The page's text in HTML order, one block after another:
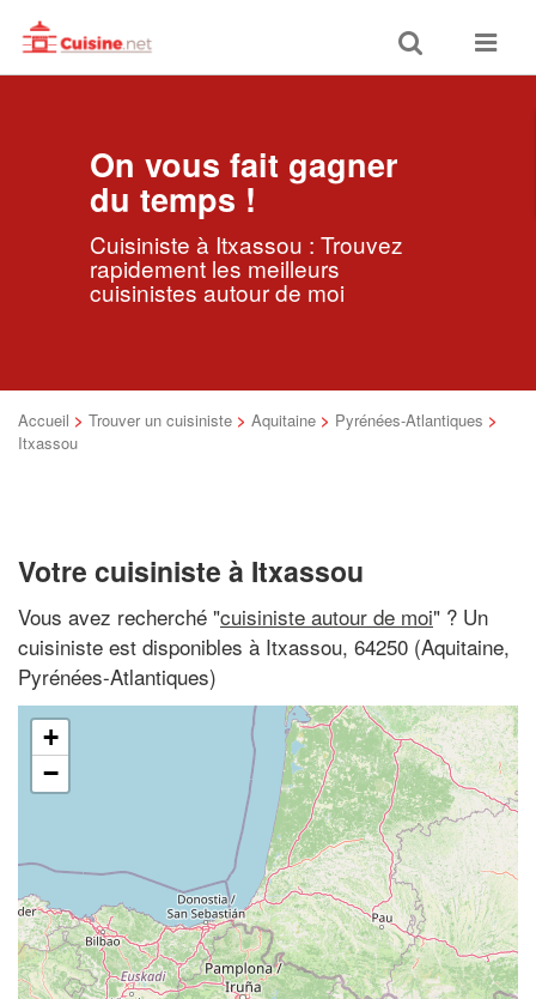
Toggle
search
Toggle
On vous fait gagner
du temps !
Cuisiniste à Itxassou : Trouvez
rapidement les meilleurs
cuisinistes autour de moi
Accueil > Trouver un cuisiniste > Aquitaine > Pyrénées-Atlantiques >
Itxassou
Votre cuisiniste à Itxassou
Vous avez recherché "cuisiniste autour de moi" ? Un
cuisiniste est disponibles à Itxassou, 64250 (Aquitaine,
Pyrénées-Atlantiques)
+
−